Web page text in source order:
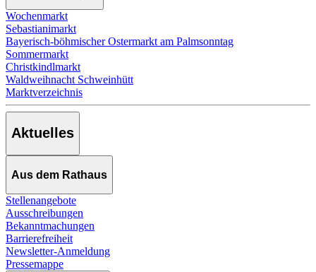
Wochenmarkt
Sebastianimarkt
Bayerisch-böhmischer Ostermarkt am Palmsonntag
Sommermarkt
Christkindlmarkt
Waldweihnacht Schweinhütt
Marktverzeichnis
Aktuelles
Aus dem Rathaus
Stellenangebote
Ausschreibungen
Bekanntmachungen
Barrierefreiheit
Newsletter-Anmeldung
Pressemappe